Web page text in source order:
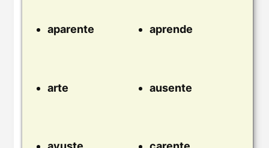
aparente aprende
arte ausente